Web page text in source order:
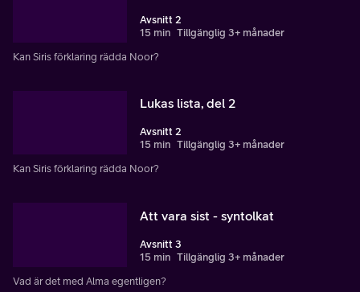
Avsnitt 2
15 min Tillgänglig 3+ månader
Kan Siris förklaring rädda Noor?
Lukas lista, del 2
Avsnitt 2
15 min Tillgänglig 3+ månader
Kan Siris förklaring rädda Noor?
Att vara sist - syntolkat
Avsnitt 3
15 min Tillgänglig 3+ månader
Vad är det med Alma egentligen?